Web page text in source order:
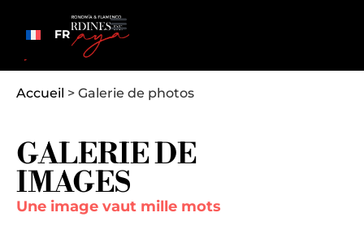
FR
Accueil > Galerie de photos
GALERIE DE
IMAGES
Une image vaut mille mots